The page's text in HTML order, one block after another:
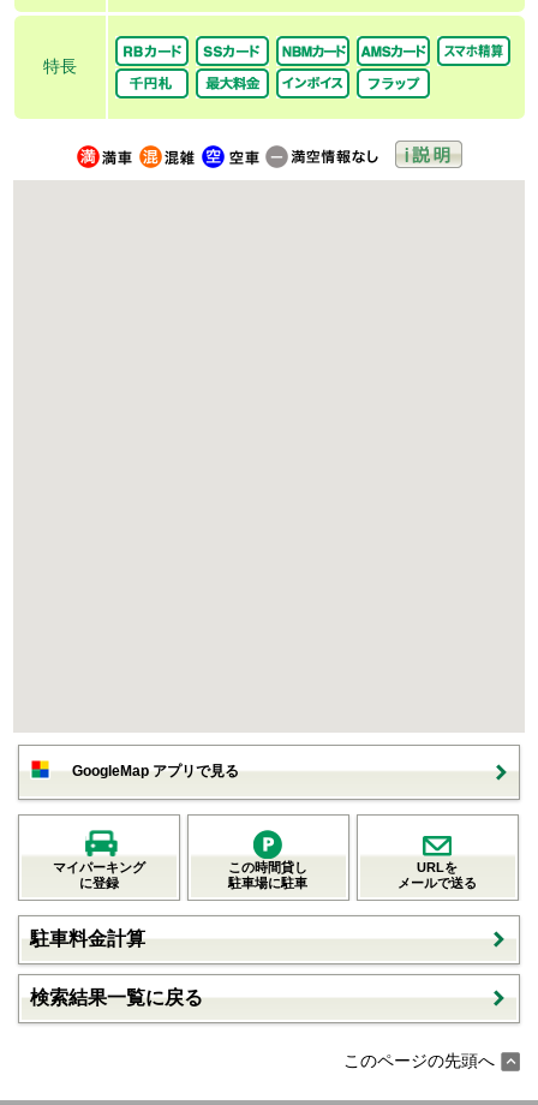
特長
GoogleMap アプリで見る
マイパーキング
に登録
この時間貸し
駐車場に駐車
URLを
メールで送る
駐車料金計算
検索結果一覧に戻る
このページの先頭へ